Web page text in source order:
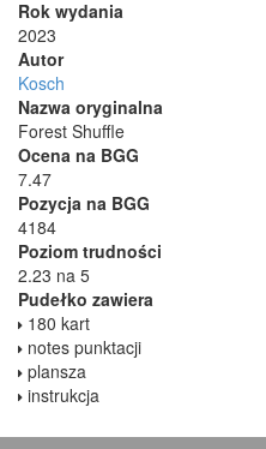
Rok wydania
2023
Autor
Kosch
Nazwa oryginalna
Forest Shuffle
Ocena na BGG
7.47
Pozycja na BGG
4184
Poziom trudności
2.23 na 5
Pudełko zawiera
180 kart
notes punktacji
plansza
instrukcja